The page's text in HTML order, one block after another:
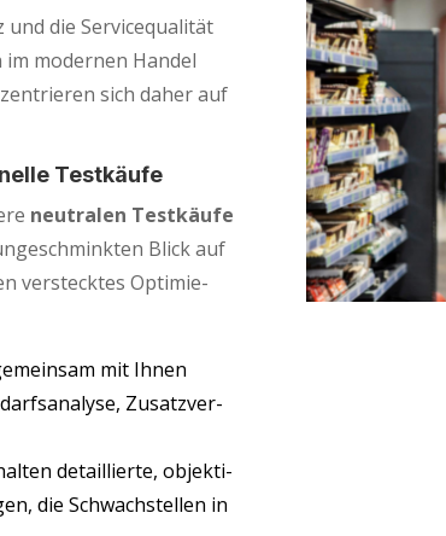
die Ser­vice­qua­li­tät
moder­nen Han­del
sich daher auf
Testkäufe
neu­tra­len Test­käu­fe
Blick auf
ver­steck­tes Opti­mie­
mit Ihnen
Zusatz­ver­
detail­lier­te, objek­ti­
die Schwach­stel­len in